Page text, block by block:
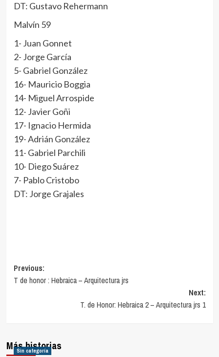
DT: Gustavo Rehermann
Malvín 59
1- Juan Gonnet
2- Jorge García
5- Gabriel González
16- Mauricio Boggia
14- Miguel Arrospide
12- Javier Goñi
17- Ignacio Hermida
19- Adrián González
11- Gabriel Parchili
10- Diego Suárez
7- Pablo Cristobo
DT: Jorge Grajales
Navegación
de
Previous:
T de honor : Hebraica – Arquitectura jrs
Next:
T. de Honor: Hebraica 2 – Arquitectura jrs 1
Más historias
Sin categoría